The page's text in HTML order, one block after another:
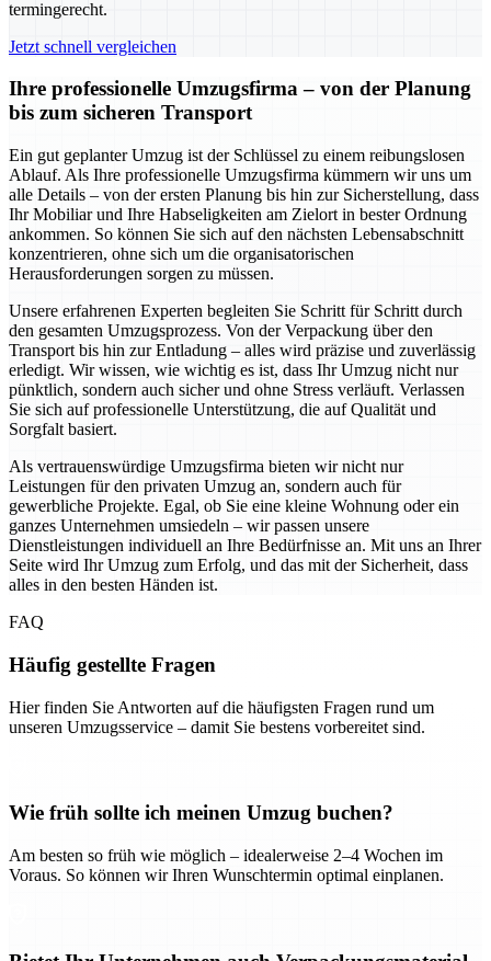
termingerecht.
Jetzt schnell vergleichen
Ihre professionelle Umzugsfirma – von der Planung
bis zum sicheren Transport
Ein gut geplanter Umzug ist der Schlüssel zu einem reibungslosen
Ablauf. Als Ihre professionelle Umzugsfirma kümmern wir uns um
alle Details – von der ersten Planung bis hin zur Sicherstellung, dass
Ihr Mobiliar und Ihre Habseligkeiten am Zielort in bester Ordnung
ankommen. So können Sie sich auf den nächsten Lebensabschnitt
konzentrieren, ohne sich um die organisatorischen
Herausforderungen sorgen zu müssen.
Unsere erfahrenen Experten begleiten Sie Schritt für Schritt durch
den gesamten Umzugsprozess. Von der Verpackung über den
Transport bis hin zur Entladung – alles wird präzise und zuverlässig
erledigt. Wir wissen, wie wichtig es ist, dass Ihr Umzug nicht nur
pünktlich, sondern auch sicher und ohne Stress verläuft. Verlassen
Sie sich auf professionelle Unterstützung, die auf Qualität und
Sorgfalt basiert.
Als vertrauenswürdige Umzugsfirma bieten wir nicht nur
Leistungen für den privaten Umzug an, sondern auch für
gewerbliche Projekte. Egal, ob Sie eine kleine Wohnung oder ein
ganzes Unternehmen umsiedeln – wir passen unsere
Dienstleistungen individuell an Ihre Bedürfnisse an. Mit uns an Ihrer
Seite wird Ihr Umzug zum Erfolg, und das mit der Sicherheit, dass
alles in den besten Händen ist.
FAQ
Häufig gestellte Fragen
Hier finden Sie Antworten auf die häufigsten Fragen rund um
unseren Umzugsservice – damit Sie bestens vorbereitet sind.
Wie früh sollte ich meinen Umzug buchen?
Am besten so früh wie möglich – idealerweise 2–4 Wochen im
Voraus. So können wir Ihren Wunschtermin optimal einplanen.